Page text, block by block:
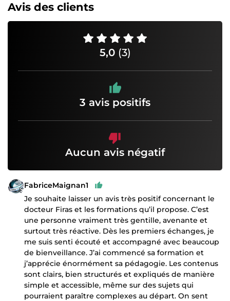
Avis des clients
5,0 (3)
3 avis positifs
Aucun avis négatif
FabriceMaignan1
Je souhaite laisser un avis très positif concernant le
docteur Firas et les formations qu’il propose. C’est
une personne vraiment très gentille, avenante et
surtout très réactive. Dès les premiers échanges, je
me suis senti écouté et accompagné avec beaucoup
de bienveillance. J’ai commencé sa formation et
j’apprécie énormément sa pédagogie. Les contenus
sont clairs, bien structurés et expliqués de manière
simple et accessible, même sur des sujets qui
pourraient paraître complexes au départ. On sent